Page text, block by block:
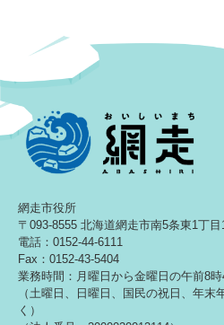
網走市役所
〒093-8555 北海道網走市南5条東1丁
電話：0152-44-6111
Fax：0152-43-5404
業務時間：月曜日から金曜日の午前8
（土曜日、日曜日、国民の祝日、年
く）